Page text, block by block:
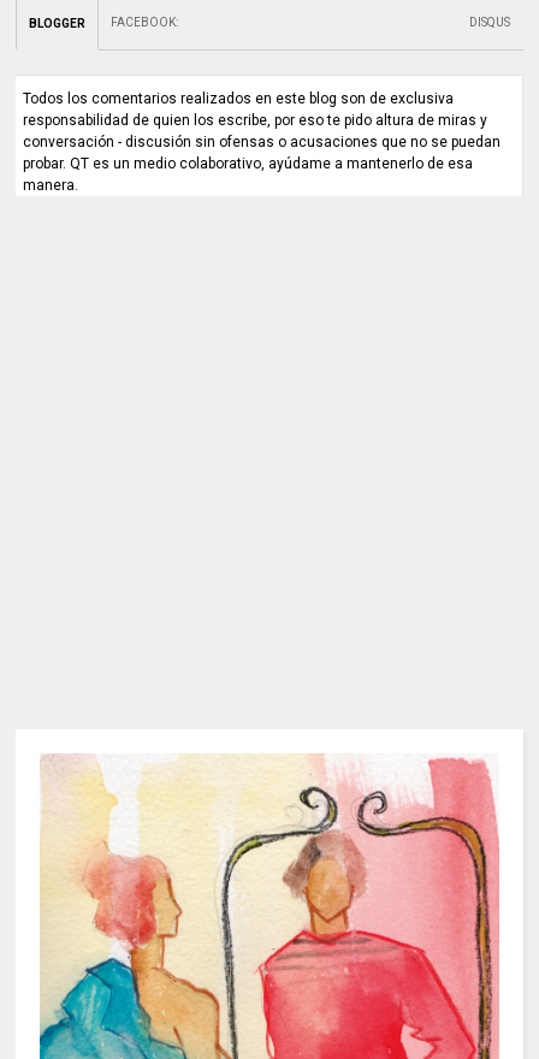
BLOGGER FACEBOOK: DISQUS
Todos los comentarios realizados en este blog son de exclusiva
responsabilidad de quien los escribe, por eso te pido altura de miras y
conversación - discusión sin ofensas o acusaciones que no se puedan
probar. QT es un medio colaborativo, ayúdame a mantenerlo de esa
manera.